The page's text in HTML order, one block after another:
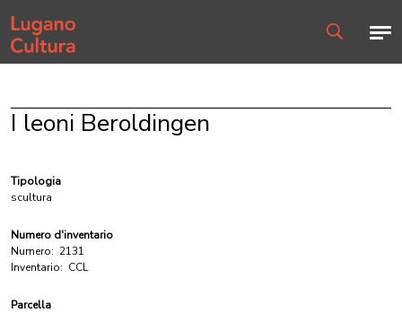
Home page
I leoni Beroldingen
Tipologia
scultura
Numero d'inventario
Numero: 2131
Inventario: CCL
Parcella